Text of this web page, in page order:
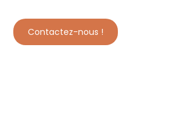
Contactez-nous !